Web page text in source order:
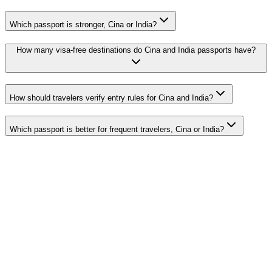
Which passport is stronger, Cina or India?
How many visa-free destinations do Cina and India passports have?
How should travelers verify entry rules for Cina and India?
Which passport is better for frequent travelers, Cina or India?